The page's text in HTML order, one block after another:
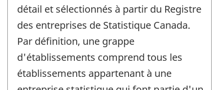
détail et sélectionnés à partir du Registre
des entreprises de Statistique Canada.
Par définition, une grappe
d'établissements comprend tous les
établissements appartenant à une